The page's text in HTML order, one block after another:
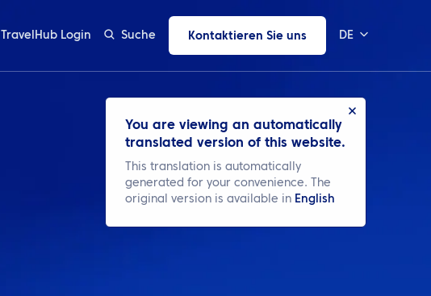
TravelHub Login Suche Kontaktieren Sie uns DE
You are viewing an automatically
translated version of this website.
This translation is automatically
generated for your convenience. The
original version is available in English